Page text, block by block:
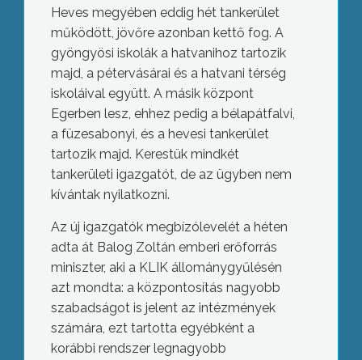
Heves megyében eddig hét tankerület
működött, jövőre azonban kettő fog. A
gyöngyösi iskolák a hatvanihoz tartozik
majd, a pétervásárai és a hatvani térség
iskoláival együtt. A másik központ
Egerben lesz, ehhez pedig a bélapátfalvi,
a füzesabonyi, és a hevesi tankerület
tartozik majd. Kerestük mindkét
tankerületi igazgatót, de az ügyben nem
kívántak nyilatkozni.
Az új igazgatók megbízólevelét a héten
adta át Balog Zoltán emberi erőforrás
miniszter, aki a KLIK állománygyűlésén
azt mondta: a központosítás nagyobb
szabadságot is jelent az intézmények
számára, ezt tartotta egyébként a
korábbi rendszer legnagyobb